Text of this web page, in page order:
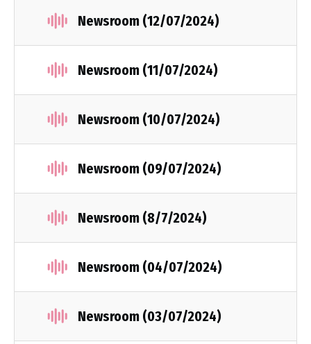
Newsroom (12/07/2024)
Newsroom (11/07/2024)
Newsroom (10/07/2024)
Newsroom (09/07/2024)
Newsroom (8/7/2024)
Newsroom (04/07/2024)
Newsroom (03/07/2024)